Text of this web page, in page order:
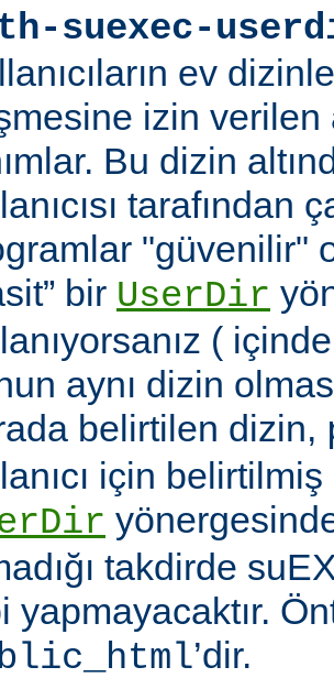
suexec-
ev
izin
Bu dizin
tarafından
"güvenilir"
bir UserDir
(
aynı dizin
belirtilen dizin,
için
takdirde
yapmayacaktır.
’dir.